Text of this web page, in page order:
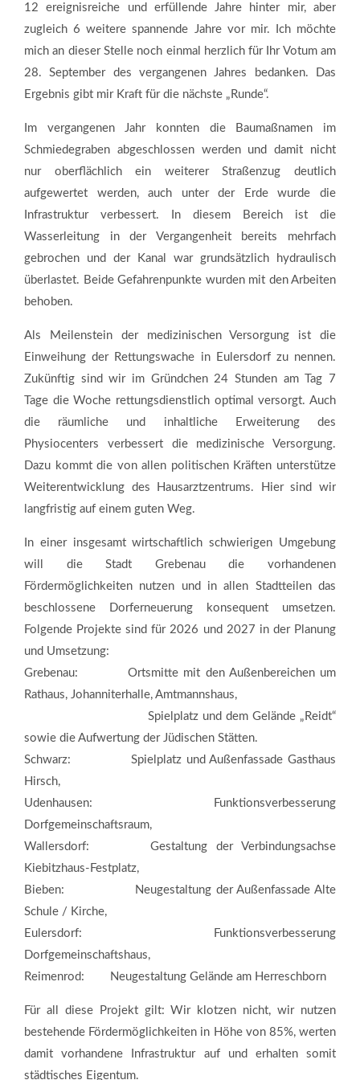
12 ereignisreiche und erfüllende Jahre hinter mir, aber
zugleich 6 weitere spannende Jahre vor mir. Ich möchte
mich an dieser Stelle noch einmal herzlich für Ihr Votum am
28. September des vergangenen Jahres bedanken. Das
Ergebnis gibt mir Kraft für die nächste „Runde“.
Im vergangenen Jahr konnten die Baumaßnamen im
Schmiedegraben abgeschlossen werden und damit nicht
nur oberflächlich ein weiterer Straßenzug deutlich
aufgewertet werden, auch unter der Erde wurde die
Infrastruktur verbessert. In diesem Bereich ist die
Wasserleitung in der Vergangenheit bereits mehrfach
gebrochen und der Kanal war grundsätzlich hydraulisch
überlastet. Beide Gefahrenpunkte wurden mit den Arbeiten
behoben.
Als Meilenstein der medizinischen Versorgung ist die
Einweihung der Rettungswache in Eulersdorf zu nennen.
Zukünftig sind wir im Gründchen 24 Stunden am Tag 7
Tage die Woche rettungsdienstlich optimal versorgt. Auch
die räumliche und inhaltliche Erweiterung des
Physiocenters verbessert die medizinische Versorgung.
Dazu kommt die von allen politischen Kräften unterstütze
Weiterentwicklung des Hausarztzentrums. Hier sind wir
langfristig auf einem guten Weg.
In einer insgesamt wirtschaftlich schwierigen Umgebung
will die Stadt Grebenau die vorhandenen
Fördermöglichkeiten nutzen und in allen Stadtteilen das
beschlossene Dorferneuerung konsequent umsetzen.
Folgende Projekte sind für 2026 und 2027 in der Planung
und Umsetzung:
Grebenau: Ortsmitte mit den Außenbereichen um
Rathaus, Johanniterhalle, Amtmannshaus,
Spielplatz und dem Gelände „Reidt“
sowie die Aufwertung der Jüdischen Stätten.
Schwarz: Spielplatz und Außenfassade Gasthaus
Hirsch,
Udenhausen: Funktionsverbesserung
Dorfgemeinschaftsraum,
Wallersdorf: Gestaltung der Verbindungsachse
Kiebitzhaus-Festplatz,
Bieben: Neugestaltung der Außenfassade Alte
Schule / Kirche,
Eulersdorf: Funktionsverbesserung
Dorfgemeinschaftshaus,
Reimenrod: Neugestaltung Gelände am Herreschborn
Für all diese Projekt gilt: Wir klotzen nicht, wir nutzen
bestehende Fördermöglichkeiten in Höhe von 85%, werten
damit vorhandene Infrastruktur auf und erhalten somit
städtisches Eigentum.